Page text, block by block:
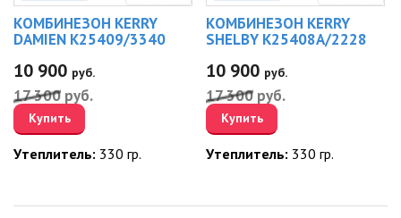
КОМБИНЕЗОН KERRY
DAMIEN K25409/3340
10 900 руб.
17 300 руб.
Купить
Утеплитель: 330 гр.
КОМБИНЕЗОН KERRY
SHELBY K25408A/2228
10 900 руб.
17 300 руб.
Купить
Утеплитель: 330 гр.